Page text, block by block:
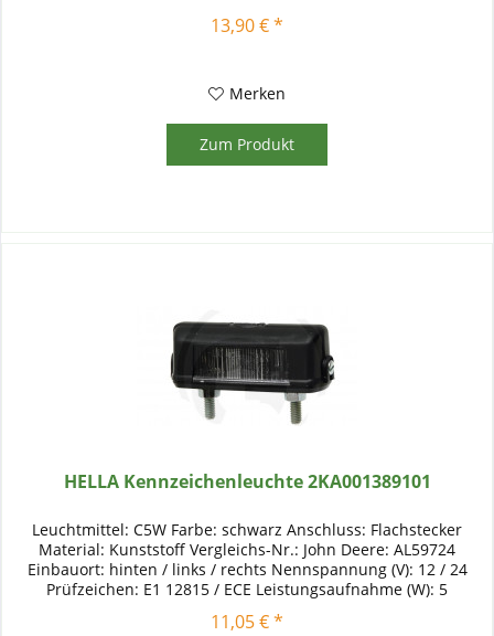
13,90 € *
Merken
Zum Produkt
HELLA Kennzeichenleuchte 2KA001389101
Leuchtmittel: C5W Farbe: schwarz Anschluss: Flachstecker
Material: Kunststoff Vergleichs-Nr.: John Deere: AL59724
Einbauort: hinten / links / rechts Nennspannung (V): 12 / 24
Prüfzeichen: E1 12815 / ECE Leistungsaufnahme (W): 5
Bauart:...
11,05 € *